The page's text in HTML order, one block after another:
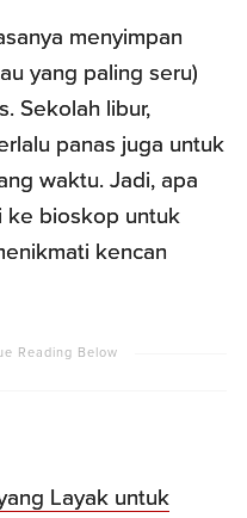
menyimpan
yang paling seru)
Sekolah libur,
panas juga untuk
waktu. Jadi, apa
ke bioskop untuk
kencan
Layak untuk